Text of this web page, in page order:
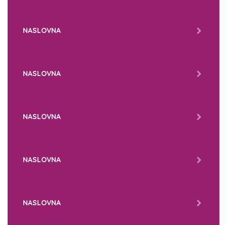
NASLOVNA
NASLOVNA
NASLOVNA
NASLOVNA
NASLOVNA